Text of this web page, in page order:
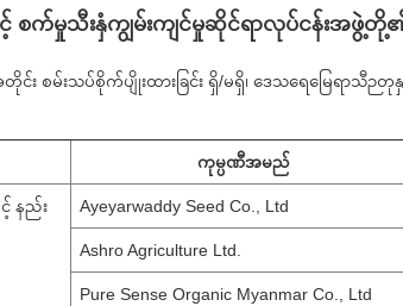
က်မှုသီးနှံကျွမ်းကျင်မှုဆိုင်ရာလုပ်ငန်းအဖွဲ့တို့၏
တိုင်း စမ်းသပ်စိုက်ပျိုးထားခြင်း ရှိ/မရှိ၊ ဒေသရေမြေရာ
ကုမ္ပဏီအမည်
နည်း
Ayeyarwaddy Seed Co., Ltd
Ashro Agriculture Ltd.
Pure Sense Organic Myanmar Co., Ltd